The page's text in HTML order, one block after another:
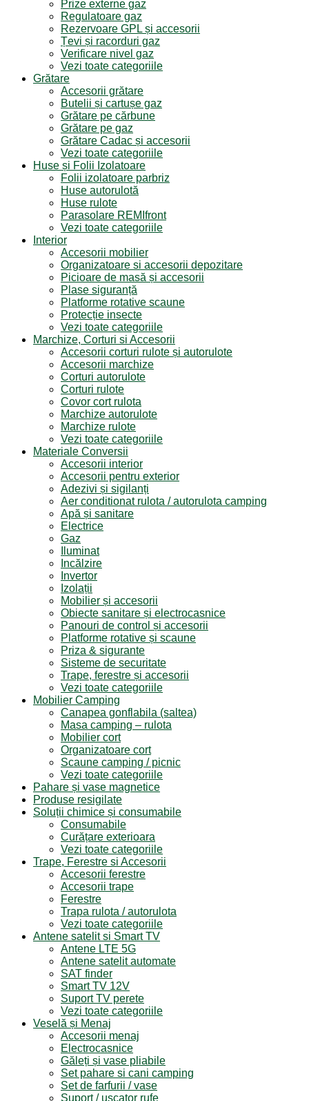
Prize externe gaz
Regulatoare gaz
Rezervoare GPL și accesorii
Țevi și racorduri gaz
Verificare nivel gaz
Vezi toate categoriile
Grătare
Accesorii grătare
Butelii și cartușe gaz
Grătare pe cărbune
Grătare pe gaz
Grătare Cadac și accesorii
Vezi toate categoriile
Huse și Folii Izolatoare
Folii izolatoare parbriz
Huse autorulotă
Huse rulote
Parasolare REMIfront
Vezi toate categoriile
Interior
Accesorii mobilier
Organizatoare si accesorii depozitare
Picioare de masă și accesorii
Plase siguranță
Platforme rotative scaune
Protecție insecte
Vezi toate categoriile
Marchize, Corturi si Accesorii
Accesorii corturi rulote și autorulote
Accesorii marchize
Corturi autorulote
Corturi rulote
Covor cort rulota
Marchize autorulote
Marchize rulote
Vezi toate categoriile
Materiale Conversii
Accesorii interior
Accesorii pentru exterior
Adezivi și sigilanți
Aer conditionat rulota / autorulota camping
Apă și sanitare
Electrice
Gaz
Iluminat
Incălzire
Invertor
Izolații
Mobilier și accesorii
Obiecte sanitare și electrocasnice
Panouri de control și accesorii
Platforme rotative și scaune
Priza & sigurante
Sisteme de securitate
Trape, ferestre și accesorii
Vezi toate categoriile
Mobilier Camping
Canapea gonflabila (saltea)
Masa camping – rulota
Mobilier cort
Organizatoare cort
Scaune camping / picnic
Vezi toate categoriile
Pahare și vase magnetice
Produse resigilate
Soluții chimice și consumabile
Consumabile
Curățare exterioara
Vezi toate categoriile
Trape, Ferestre si Accesorii
Accesorii ferestre
Accesorii trape
Ferestre
Trapa rulota / autorulota
Vezi toate categoriile
Antene satelit si Smart TV
Antene LTE 5G
Antene satelit automate
SAT finder
Smart TV 12V
Suport TV perete
Vezi toate categoriile
Veselă și Menaj
Accesorii menaj
Electrocasnice
Găleți și vase pliabile
Set pahare si cani camping
Set de farfurii / vase
Suport / uscator rufe